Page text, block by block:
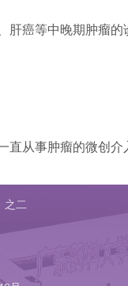
肝癌等中晚期肿瘤
直从事肿瘤的微创
之二